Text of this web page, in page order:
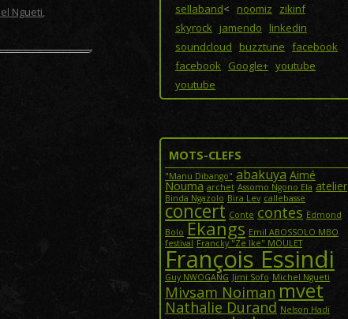
Ngueti,
sellaband< noomiz
zikinf
skyrock jamendo
linkedin
soundcloud buzztune facebook
facebook Google+ youtube
youtube
MOTS-CLEFS
"Manu Dibango" abakuya Aimé
Nouma archet Assomo Ngono Ela atelier
Binda Ngazolo Bira Lev callebasse
concert Conte contes Edmond
Bolo Ekangs Emil ABOSSOLO MBO
festival Francky "Ze Ike" MOULET
François Essindi
Guy NWOGANG Jimi Sofo Michel Ngueti
Mivsam Noiman mvet
Nathalie Durand Nelson Hadi